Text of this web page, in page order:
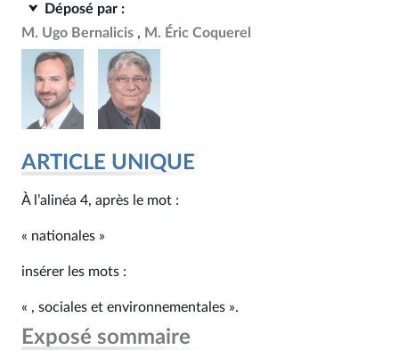
Déposé par :
M. Ugo Bernalicis
M. Éric Coquerel
ARTICLE UNIQUE
À l’alinéa 4, après le mot :
« nationales »
insérer les mots :
« , sociales et environnementales ».
Exposé sommaire